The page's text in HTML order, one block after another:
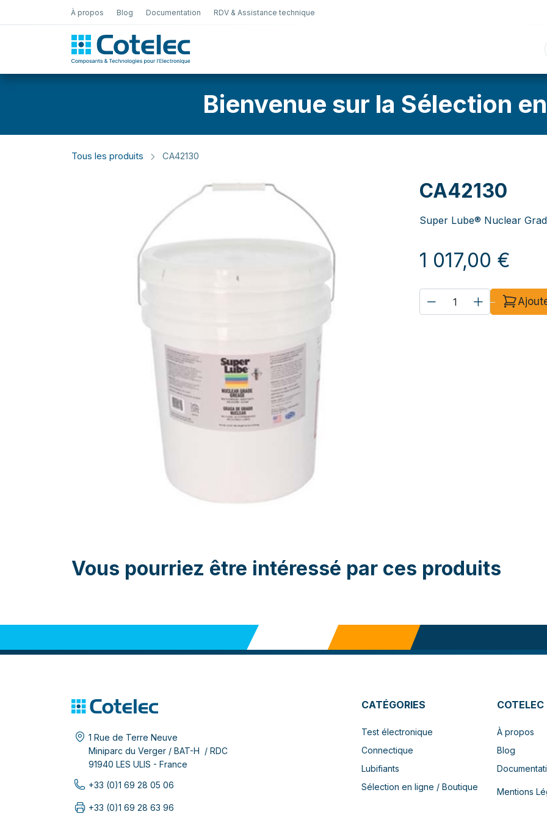
À propos Blog Documentation RDV & Assistance technique
Sélection en
Bienvenue sur la Sélection
Tous les produits CA42130
CA42130
Super Lube® Nuclear
1 017,00 €
Vous pourriez être intéressé par ces produits
1 Rue de Terre Neuve
Miniparc du Verger / BAT-H / RDC
91940 LES ULIS - France
+33 (0)1 69 28 05 06
+33 (0)1 69 28 63 96
CATÉGORIES
Test électronique
Connectique
Lubifiants
Sélection en ligne / Boutique
COTELEC
À propos
Blog
Mentions